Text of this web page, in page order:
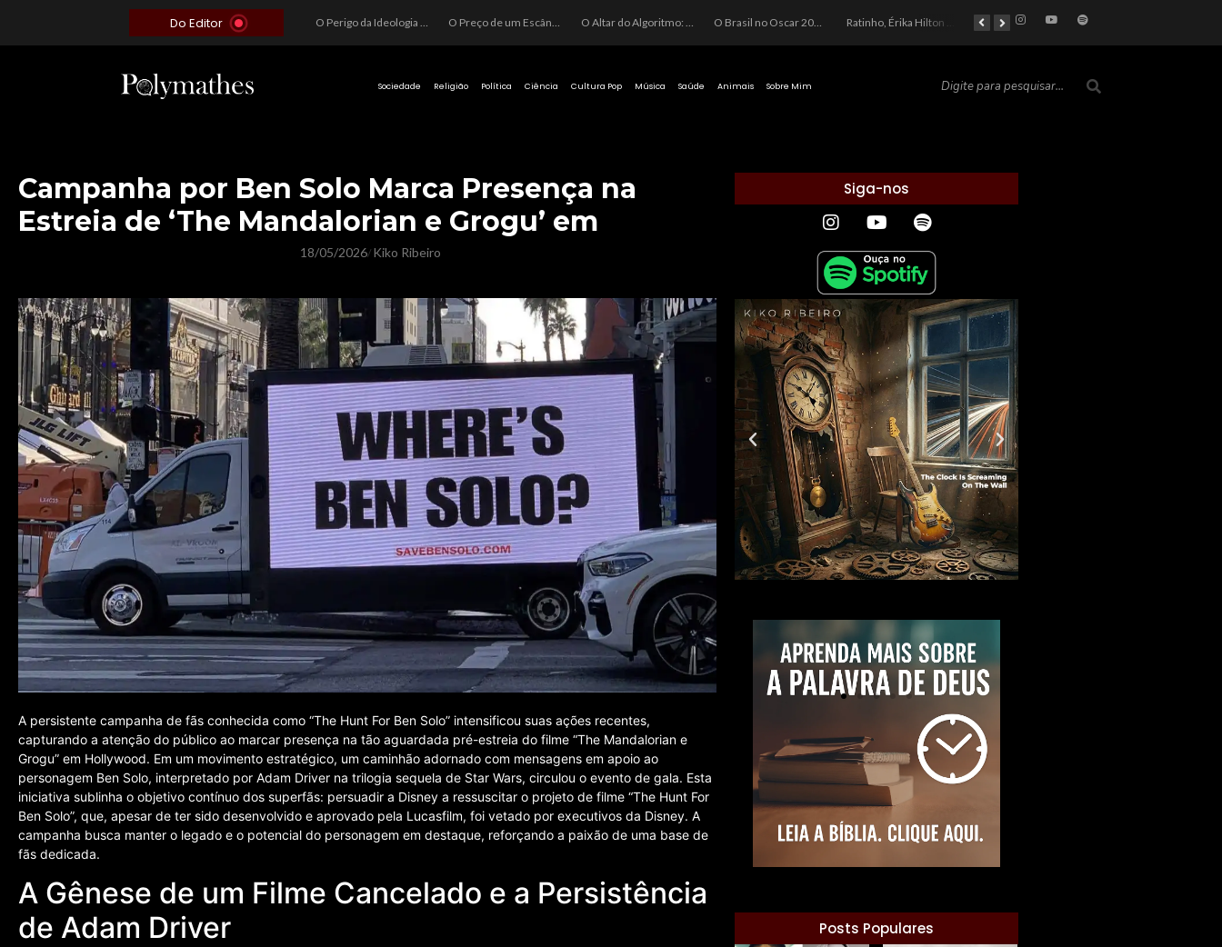
Do Editor O Perigo da Ideologia Desenfreada na Justiça: Quando a Pauta Política Substitui a Pena Criminal O Preço de um Escândalo: A Discrepância Entre o “Filme de Bolsonaro” e a Realidade do Cinema Mundial O Altar do Algoritmo: A Carência Humana e a Fabricação de Heróis no Brasil O Brasil no Oscar 2026: Entre a Cota do Politicamente Correto e a Realidade das Telas Ratinho, Érika Hilton e a Farsa Política: Quem Ganha com o Barulho no País de Bobson? As controvérsias que marcam o cenário político e econômico nacional
Sociedade Religião Política Ciência Cultura Pop Música Saúde Animais Sobre Mim
Campanha por Ben Solo Marca Presença na
Estreia de ‘The Mandalorian e Grogu’ em
18/05/2026/ Kiko Ribeiro
A persistente campanha de fãs conhecida como “The Hunt For Ben Solo” intensificou suas ações recentes,
capturando a atenção do público ao marcar presença na tão aguardada pré-estreia do filme “The Mandalorian e
Grogu” em Hollywood. Em um movimento estratégico, um caminhão adornado com mensagens em apoio ao
personagem Ben Solo, interpretado por Adam Driver na trilogia sequela de Star Wars, circulou o evento de gala. Esta
iniciativa sublinha o objetivo contínuo dos superfãs: persuadir a Disney a ressuscitar o projeto de filme “The Hunt For
Ben Solo”, que, apesar de ter sido desenvolvido e aprovado pela Lucasfilm, foi vetado por executivos da Disney. A
campanha busca manter o legado e o potencial do personagem em destaque, reforçando a paixão de uma base de
fãs dedicada.
A Gênese de um Filme Cancelado e a Persistência
de Adam Driver
Siga-nos
Posts Populares